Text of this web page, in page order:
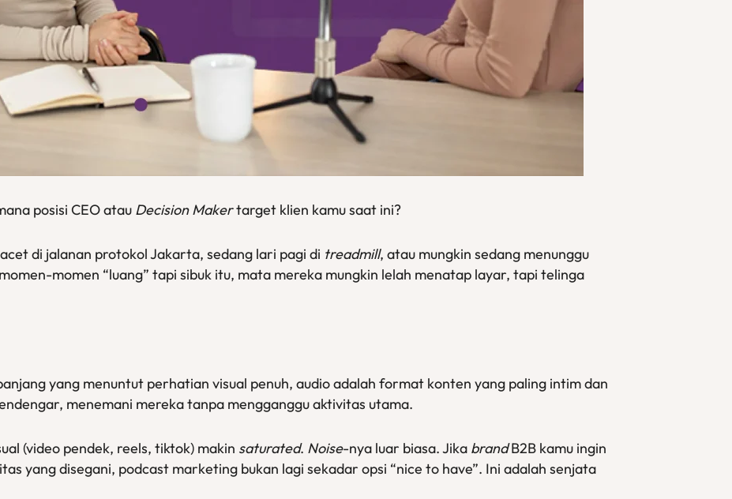
posisi CEO atau Decision Makertarget klien kamu saat ini?
di jalanan protokol Jakarta, sedang lari pagi di treadmill, atau mungkin sedang menunggu
momen “luang” tapi sibuk itu, mata mereka mungkin lelah menatap layar, tapi telinga
yang menuntut perhatian visual penuh, audio adalah format konten yang paling intim dan
menemani mereka tanpa mengganggu aktivitas utama.
(video pendek, reels, tiktok) makin saturated. Noise-nya luar biasa. Jika brandB2B kamu ingin
yang disegani, podcast marketing bukan lagi sekadar opsi “nice to have”. Ini adalah senjata